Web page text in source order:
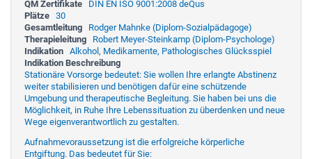
QM Zertifikate
DIN EN ISO 9001:2008 deQus
Plätze 30
Gesamtleitung
Rodger Mahnke (Diplom-Sozialpädagoge)
Therapieleitung
Robert Meyer-Steinkamp (Diplom-Psychologe)
Indikation Alkohol, Medikamente, Pathologisches Glücksspiel
Indikation Beschreibung
Stationäre Vorsorge bedeutet: Sie wollen Ihre erlangte Abstinenz
weiter stabilisieren und benötigen dafür eine schützende
Umgebung und therapeutische Begleitung. Sie haben bei uns die
Möglichkeit, in Ruhe Ihre Lebenssituation zu überdenken und neue
Wege eigenverantwortlich zu gestalten.
Aufnahmevoraussetzung ist die erfolgreiche körperliche
Entgiftung. Das bedeutet für Sie: